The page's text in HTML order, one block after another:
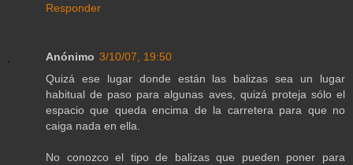
Responder
Anónimo 3/10/07, 19:50
Quizá ese lugar donde están las balizas sea un lugar
habitual de paso para algunas aves, quizá proteja sólo el
espacio que queda encima de la carretera para que no
caiga nada en ella.
No conozco el tipo de balizas que pueden poner para